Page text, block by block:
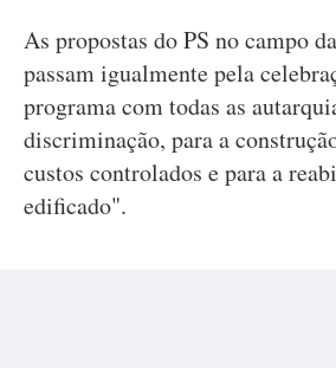
As propostas do PS no campo
passam igualmente pela
programa com todas as
discriminação, para a
custos controlados e para a
edificado".